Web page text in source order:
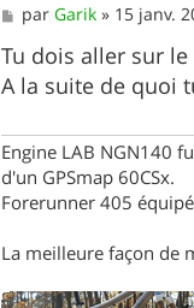
M
e
s
s
a
parGarik » 15 janv.
Tu dois aller sur
A la suite de quoi
Engine LAB NGN140
d'un GPSmap 60CSx.
Forerunner 405
La meilleure façon de